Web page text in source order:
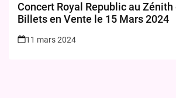
Concert Royal Republic au Zénith
Billets en Vente le 15 Mars 2024
11 mars 2024